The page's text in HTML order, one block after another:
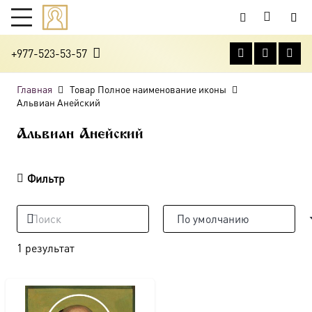
+977-523-53-57
Главная
Товар Полное наименование иконы
Альвиан Анейский
Альвиан Анейский
Фильтр
1 результат